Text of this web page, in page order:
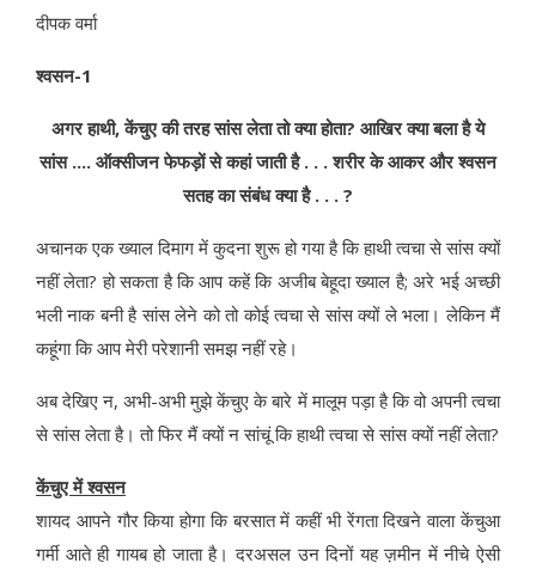
दीपक वर्मा
श्‍वसन-1
अगर हाथी, केंचुए की तरह सांस लेता तो क्‍या होता? आखिर क्‍या बला है ये
सांस .... ऑक्‍सीजन फेफड़ों से कहां जाती है . . . शरीर के आकर और श्‍वसन
सतह का संबंध क्‍या है . . . ?
अचानक एक ख्‍याल दिमाग में कुदना शुरू हो गया है कि हाथी त्‍वचा से सांस क्‍यों
नहीं लेता? हो सकता है कि आप कहें कि अजीब बेहूदा ख्‍याल है; अरे भई अच्‍छी
भली नाक बनी है सांस लेने को तो कोई त्‍वचा से सांस क्‍यों ले भला। लेकि‍न मैं
कहूंगा कि आप मेरी परेशानी समझ नहीं रहे।
अब देखिए न, अभी-अभी मुझे केंचुए के बारे में मालूम पड़ा है कि वो अपनी त्‍वचा
से सांस लेता है। तो फिर मैं क्‍यों न सांचूं कि हाथी त्‍वचा से सांस क्‍यों नहीं लेता?
केंचुए में श्‍वसन
शायद आपने गौर किया होगा कि बरसात में कहीं भी रेंगता दिखने वाला केंचुआ
गर्मी आते ही गायब हो जाता है। दरअसल उन दिनों यह ज़मीन में नीचे ऐसी